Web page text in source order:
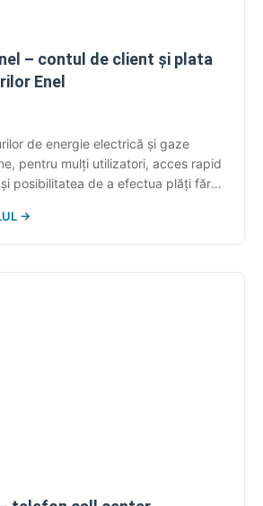
– contul de client și plata
Enel
de energie electrică și gaze
pentru mulți utilizatori, acces rapid
posibilitatea de a efectua plăți fără
Enel permit administrarea relației
→